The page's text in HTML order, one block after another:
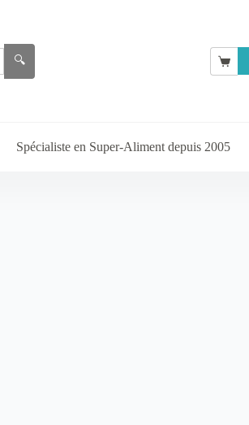
🔍
Panier
Spécialiste en Super-Aliment depuis 2005